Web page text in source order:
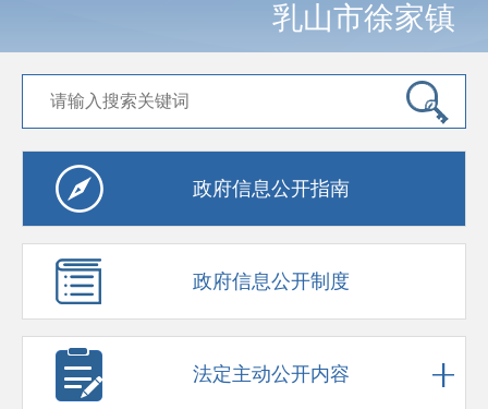
乳山市徐家镇
政府信息公开指南
政府信息公开制度
法定主动公开内容